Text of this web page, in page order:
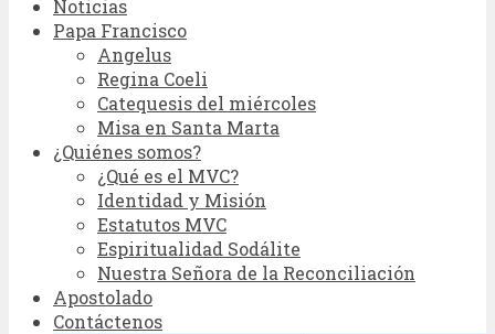
Noticias
Papa Francisco
Angelus
Regina Coeli
Catequesis del miércoles
Misa en Santa Marta
¿Quiénes somos?
¿Qué es el MVC?
Identidad y Misión
Estatutos MVC
Espiritualidad Sodálite
Nuestra Señora de la Reconciliación
Apostolado
Contáctenos